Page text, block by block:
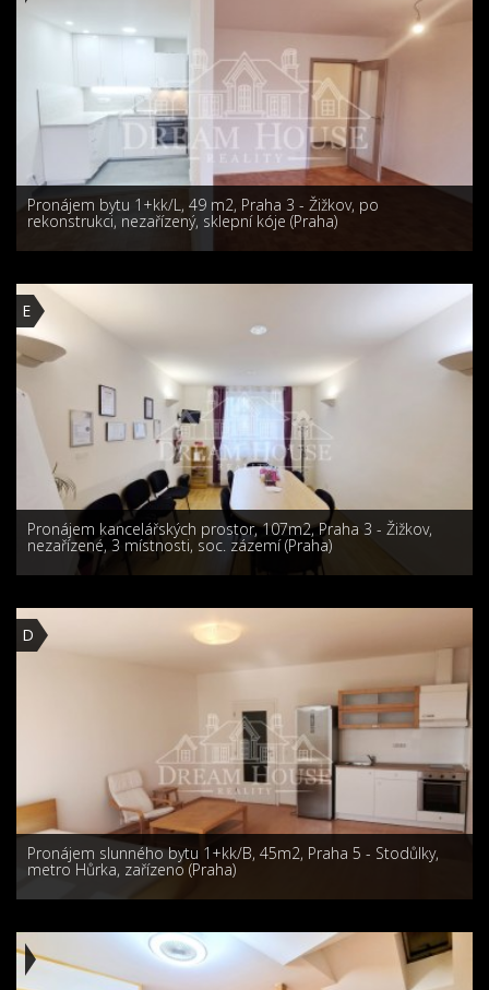
Pronájem bytu 1+kk/L, 49 m2, Praha 3 - Žižkov, po
rekonstrukci, nezařízený, sklepní kóje (Praha)
E
Pronájem kancelářských prostor, 107m2, Praha 3 - Žižkov,
nezařízené, 3 místnosti, soc. zázemí (Praha)
D
Pronájem slunného bytu 1+kk/B, 45m2, Praha 5 - Stodůlky,
metro Hůrka, zařízeno (Praha)